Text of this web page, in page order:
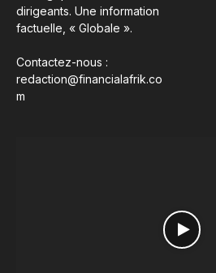
dirigeants. Une information
factuelle, « Globale ».
Contactez-nous :
redaction@financialafrik.co
m